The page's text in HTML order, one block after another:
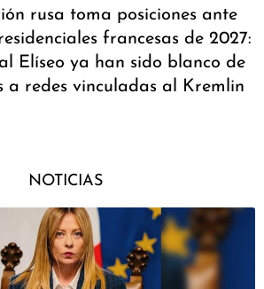
rusa toma posiciones ante
francesas de 2027:
Elíseo ya han sido blanco de
a redes vinculadas al Kremlin
NOTICIAS